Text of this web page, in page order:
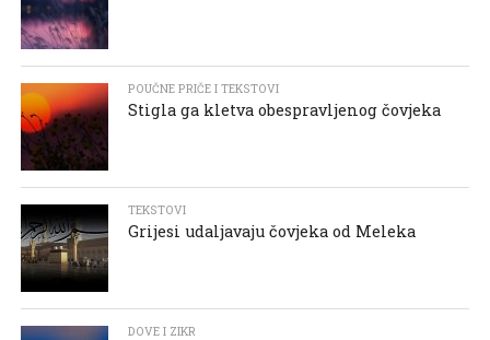
POUČNE PRIČE I TEKSTOVI
Stigla ga kletva obespravljenog čovjeka
TEKSTOVI
Grijesi udaljavaju čovjeka od Meleka
DOVE I ZIKR